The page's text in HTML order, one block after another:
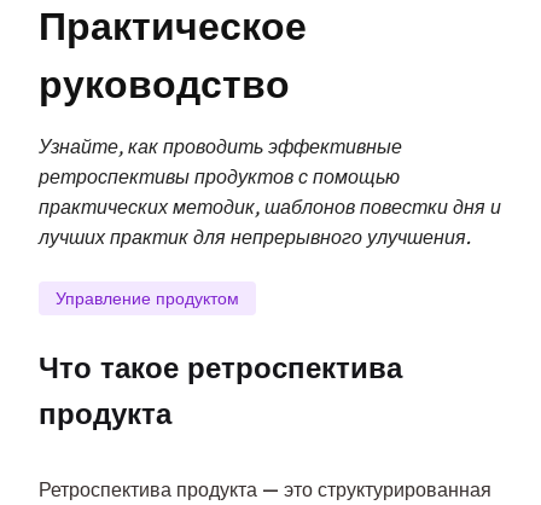
Практическое
руководство
Узнайте, как проводить эффективные
ретроспективы продуктов с помощью
практических методик, шаблонов повестки дня и
лучших практик для непрерывного улучшения.
Управление продуктом
Что такое ретроспектива
продукта
Ретроспектива продукта — это структурированная